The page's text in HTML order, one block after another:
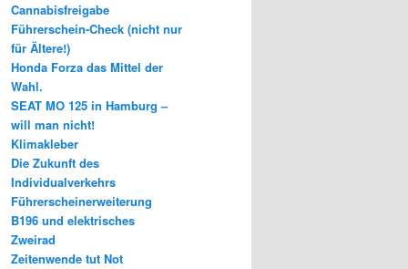
Cannabisfreigabe
Führerschein-Check (nicht nur
für Ältere!)
Honda Forza das Mittel der
Wahl.
SEAT MO 125 in Hamburg –
will man nicht!
Klimakleber
Die Zukunft des
Individualverkehrs
Führerscheinerweiterung
B196 und elektrisches
Zweirad
Zeitenwende tut Not